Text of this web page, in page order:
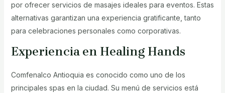
por ofrecer servicios de masajes ideales para eventos. Estas
alternativas garantizan una experiencia gratificante, tanto
para celebraciones personales como corporativas.
Experiencia en Healing Hands
Comfenalco Antioquia es conocido como uno de los
principales spas en la ciudad. Su menú de servicios está